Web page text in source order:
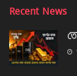
Recent News